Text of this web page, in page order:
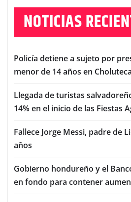
NOTICIAS
Policía detiene a sujeto por
menor de 14 años en Choluteca
Llegada de turistas
14% en el inicio de las Fiestas
Fallece Jorge Messi, padre de
años
Gobierno hondureño y el
en fondo para contener